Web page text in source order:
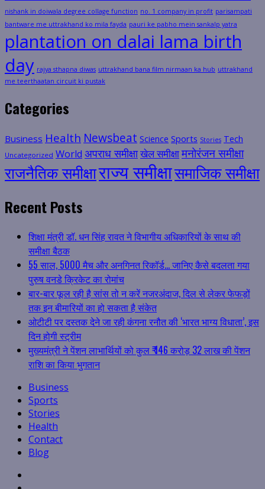
nishank in doiwala degree collage function no. 1 company in profit parisampati
bantware me uttrakhand ko mila fayda pauri ke pabho mein sankalp yatra
plantation on dalai lama birth
day rajya sthapna diwas uttrakhand bana film nirmaan ka hub uttrakhand
me teerthaatan circuit ki pustak
Categories
Business Health Newsbeat Science Sports Stories Tech
Uncategorized World अपराध समीक्षाखेल समीक्षामनोरंजन समीक्षा
राजनैतिक समीक्षाराज्य समीक्षासमाजिक समीक्षा
Recent Posts
शिक्षा मंत्री डॉ. धन सिंह रावत ने विभागीय अधिकारियों के साथ की
समीक्षा बैठक
55 साल, 5000 मैच और अनगिनत रिकॉर्ड… जानिए कैसे बदलता गया
पुरुष वनडे क्रिकेट का रोमांच
बार-बार फूल रही है सांस तो न करें नजरअंदाज, दिल से लेकर फेफड़ों
तक इन बीमारियों का हो सकता है संकेत
ओटीटी पर दस्तक देने जा रही कंगना रनौत की ‘भारत भाग्य विधाता’, इस
दिन होगी स्ट्रीम
मुख्यमंत्री ने पेंशन लाभार्थियों को कुल ₹ 146 करोड़ 32 लाख की पेंशन
राशि का किया भुगतान
Business
Sports
Stories
Health
Contact
Blog